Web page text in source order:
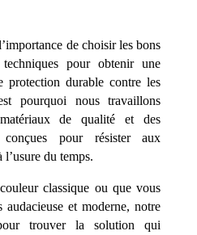
de choisir les bons
pour obtenir une
durable contre les
pourquoi nous travaillons
de qualité et des
conçues pour résister aux
l’usure du temps.
classique ou que vous
et moderne, notre
trouver la solution qui